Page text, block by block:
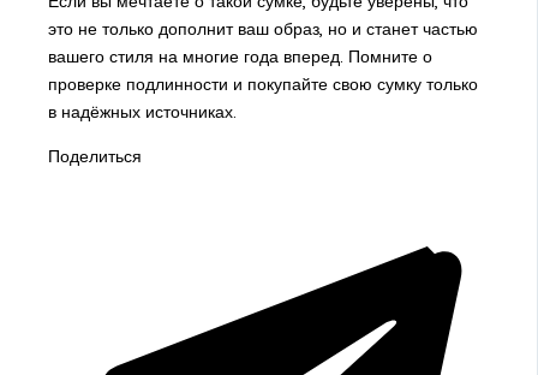
это не только дополнит ваш образ, но и станет частью
вашего стиля на многие года вперед. Помните о
проверке подлинности и покупайте свою сумку только
в надёжных источниках.
Поделиться